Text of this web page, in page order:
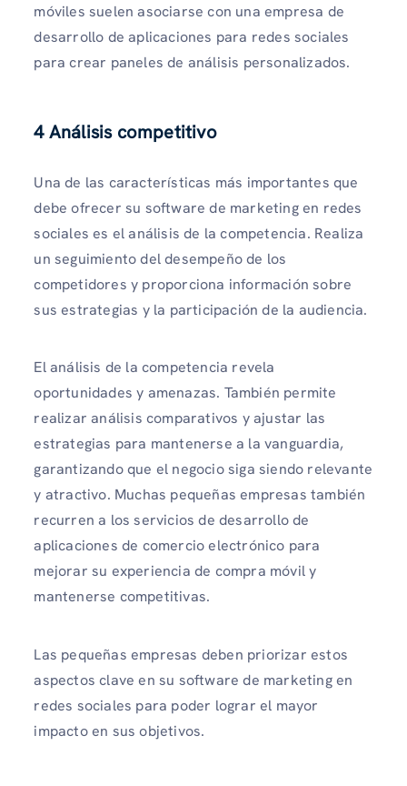
móviles suelen asociarse con una empresa de
desarrollo de aplicaciones para redes sociales
para crear paneles de análisis personalizados.
4 Análisis competitivo
Una de las características más importantes que
debe ofrecer su software de marketing en redes
sociales es el análisis de la competencia. Realiza
un seguimiento del desempeño de los
competidores y proporciona información sobre
sus estrategias y la participación de la audiencia.
El análisis de la competencia revela
oportunidades y amenazas. También permite
realizar análisis comparativos y ajustar las
estrategias para mantenerse a la vanguardia,
garantizando que el negocio siga siendo relevante
y atractivo. Muchas pequeñas empresas también
recurren a los servicios de desarrollo de
aplicaciones de comercio electrónico para
mejorar su experiencia de compra móvil y
mantenerse competitivas.
Las pequeñas empresas deben priorizar estos
aspectos clave en su software de marketing en
redes sociales para poder lograr el mayor
impacto en sus objetivos.